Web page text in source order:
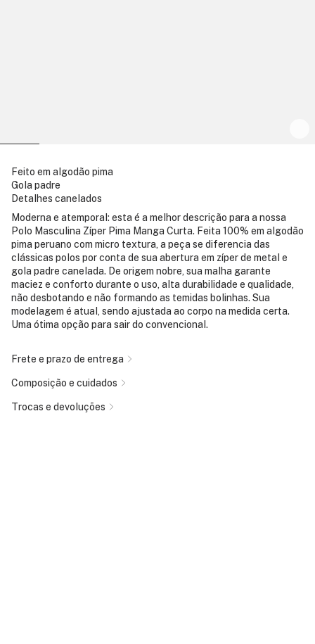
Feito em algodão pima
Gola padre
Detalhes canelados
Moderna e atemporal: esta é a melhor descrição para a nossa
Polo Masculina Zíper Pima Manga Curta. Feita 100% em algodão
pima peruano com micro textura, a peça se diferencia das
clássicas polos por conta de sua abertura em zíper de metal e
gola padre canelada. De origem nobre, sua malha garante
maciez e conforto durante o uso, alta durabilidade e qualidade,
não desbotando e não formando as temidas bolinhas. Sua
modelagem é atual, sendo ajustada ao corpo na medida certa.
Uma ótima opção para sair do convencional.
Frete e prazo de entrega
Composição e cuidados
Trocas e devoluções